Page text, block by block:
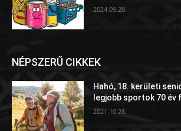
2024.09.28.
NÉPSZERŰ CIKKEK
Hahó, 18. kerületi
legjobb sportok 70 év
2021.10.28.